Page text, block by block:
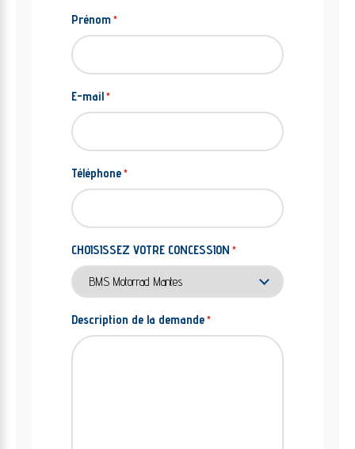
Prénom *
E-mail *
Téléphone *
CHOISISSEZ VOTRE CONCESSION *
Description de la demande *